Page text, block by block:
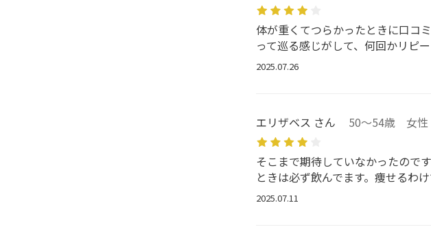
体が重くてつらかったときに口コ
って巡る感じがして、何回かリピ
2025.07.26
エリザベス さん 50～54歳 女性
そこまで期待していなかったので
ときは必ず飲んでます。痩せるわ
2025.07.11